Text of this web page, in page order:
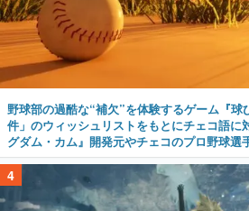
野球部の過酷な“補欠”を体験するゲーム『
件」のウィッシュリストをもとにチェコ語に
グダム・カム』開発元やチェコのプロ野球選
4